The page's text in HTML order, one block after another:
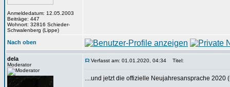
Anmeldedatum: 12.05.2003
Beiträge: 447
Wohnort: 32816 Schieder-
Schwalenberg (Lippe)
Nach oben
dela
Moderator
Verfasst am: 01.01.2020, 04:34 Titel:
....und jetzt die offizielle Neujahresansprache